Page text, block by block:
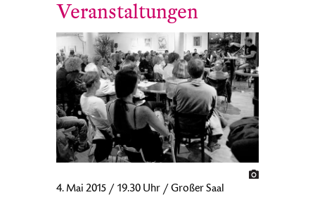
Veranstaltungen
4. Mai 2015 / 19.30 Uhr / Großer Saal